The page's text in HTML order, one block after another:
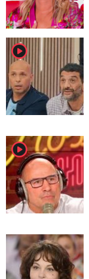
player2
player2